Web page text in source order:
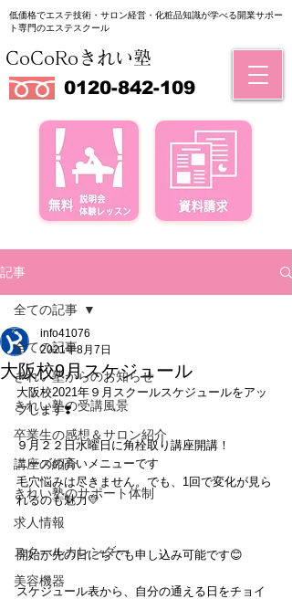
低価格でエステ技術・サロン経営・化粧品知識が学べる​開業サポー
ト専門のエステスクール
0120-842-109
CoCoRoきれい塾
記事
全ての記事
きれい塾からのお知らせ
きれい塾の受講風景
卒業生の感想＆サロン紹介
講座の紹介
きれい塾のサポート体制
求人情報
スクールカレンダー
美容機器
全ての記事
大阪校9月スケジュール
info41076
2021年8月7日
大阪校2021年９月スクールスケジュールをアッ
プします❣️
９月２２日水曜日に角栓取り講座開講！
ニーズの高いメニューです
毛穴悩みは尽きません。でも、1回で変化が見ら
れるのも魅力💛
開始が先の日にちでも申し込み可能です😊
スケジュール表から、自分の通える日をチョイ